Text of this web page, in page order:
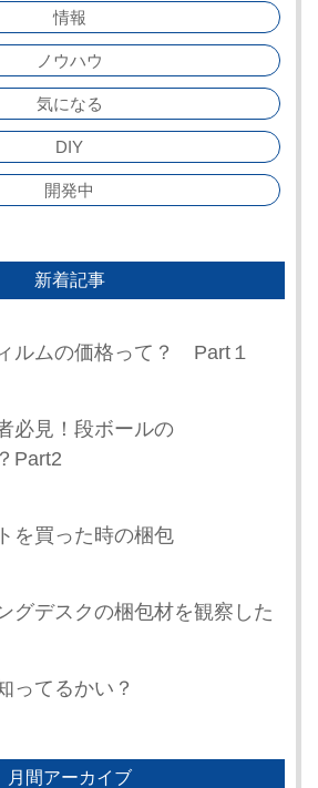
情報
ノウハウ
気になる
DIY
開発中
新着記事
ルムの価格って？ Part１
必見！段ボールの
Part2
を買った時の梱包
グデスクの梱包材を観察した
ってるかい？
月間アーカイブ